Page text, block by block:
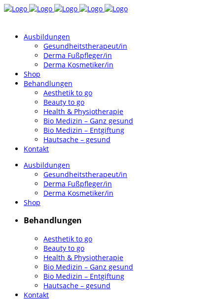
Ausbildungen
Gesundheitstherapeut/in
Derma Fußpfleger/in
Derma Kosmetiker/in
Shop
Behandlungen
Aesthetik to go
Beauty to go
Health & Physiotherapie
Bio Medizin – Ganz gesund
Bio Medizin – Entgiftung
Hautsache – gesund
Kontakt
Ausbildungen
Gesundheitstherapeut/in
Derma Fußpfleger/in
Derma Kosmetiker/in
Shop
Behandlungen
Aesthetik to go
Beauty to go
Health & Physiotherapie
Bio Medizin – Ganz gesund
Bio Medizin – Entgiftung
Hautsache – gesund
Kontakt